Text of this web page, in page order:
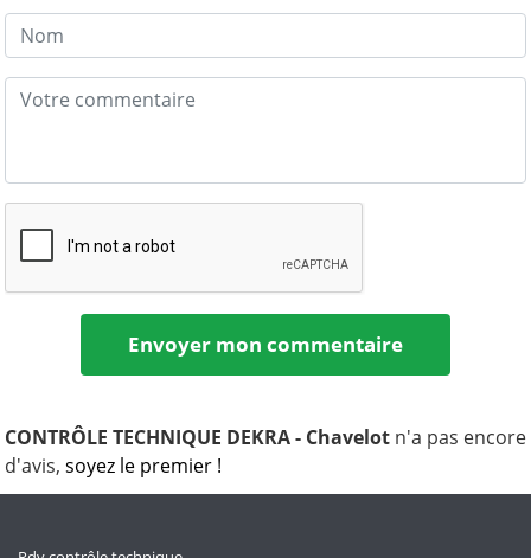
CONTRÔLE TECHNIQUE DEKRA - Chavelot n'a pas encore
d'avis, soyez le premier !